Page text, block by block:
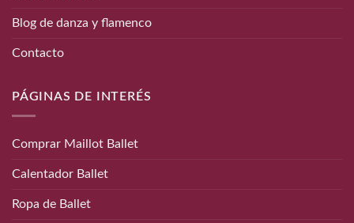
Blog de danza y flamenco
Contacto
PÁGINAS DE INTERÉS
Comprar Maillot Ballet
Calentador Ballet
Ropa de Ballet